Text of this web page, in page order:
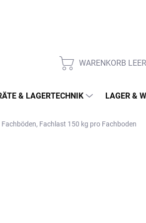
WARENKORB
& LAGERTECHNIK LAGER &
Fachlast 150 kg pro Fachboden